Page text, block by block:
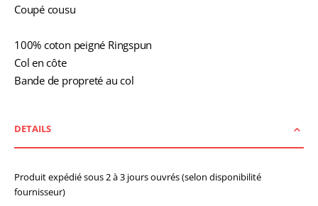
Coupé cousu
100% coton peigné Ringspun
Col en côte
Bande de propreté au col
DETAILS
Produit expédié sous 2 à 3 jours ouvrés (selon disponibilité
fournisseur)